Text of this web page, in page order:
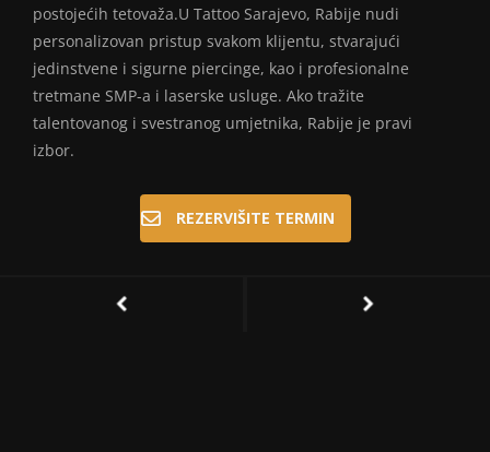
postojećih tetovaža.U Tattoo Sarajevo, Rabije nudi
personalizovan pristup svakom klijentu, stvarajući
jedinstvene i sigurne piercinge, kao i profesionalne
tretmane SMP-a i laserske usluge. Ako tražite
talentovanog i svestranog umjetnika, Rabije je pravi
izbor.
REZERVIŠITE TERMIN